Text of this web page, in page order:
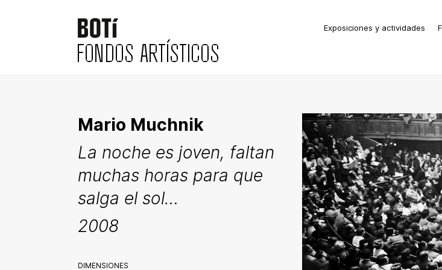
Exposiciones y actividades
FONDOS ARTÍSTICOS
Mario Muchnik
La noche es joven, faltan
muchas horas para que
salga el sol…
2008
DIMENSIONES